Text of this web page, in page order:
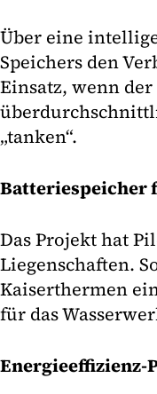
Über eine
Speichers den
Einsatz, wenn
„tanken“.
Batteriespeicher
Das Projekt hat
Liegenschaften.
Kaiserthermen
für das
Energieeffizienz-